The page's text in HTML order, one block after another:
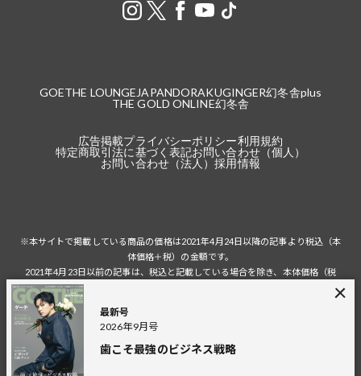
最新号
2026年9月号
歯こそ最強のビジネス戦略
GOETHE LOUNGE JAPANDORAKUGINGER幻冬舎plus
THE GOLD ONLINE幻冬舎
広告掲載プライバシーポリシー利用規約
特定商取引法に基づく表記お問い合わせ（個人）
お問い合わせ（法人）採用情報
※本サイトで掲載している商品の価格は2021年4月24日以降の記事より税込（本
体価格＋税）の金額です。
2021年4月23日以前の記事は、税込と記載している場合を除き、本体価格（税
税込の場合の税額は掲載当時の税率に準じます。